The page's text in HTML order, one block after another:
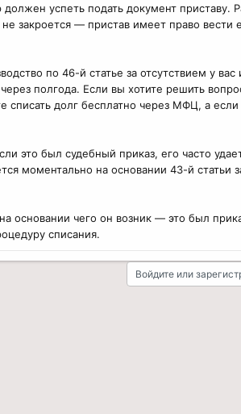
успеть подать документ приставу.
закроется — пристав имеет право вести
по 46-й статье за отсутствием у
полгода. Если вы хотите решить
долг бесплатно через МФЦ, а если
это был судебный приказ, его часто
моментально на основании 43-й статьи
основании чего он возник — это был
списания.
Войдите или